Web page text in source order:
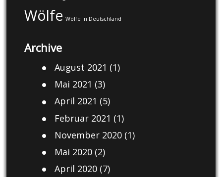
Wölfe Wölfe in Deutschland
Archive
August 2021 (1)
Mai 2021 (3)
April 2021 (5)
Februar 2021 (1)
November 2020(1)
Mai 2020(2)
April 2020(7)